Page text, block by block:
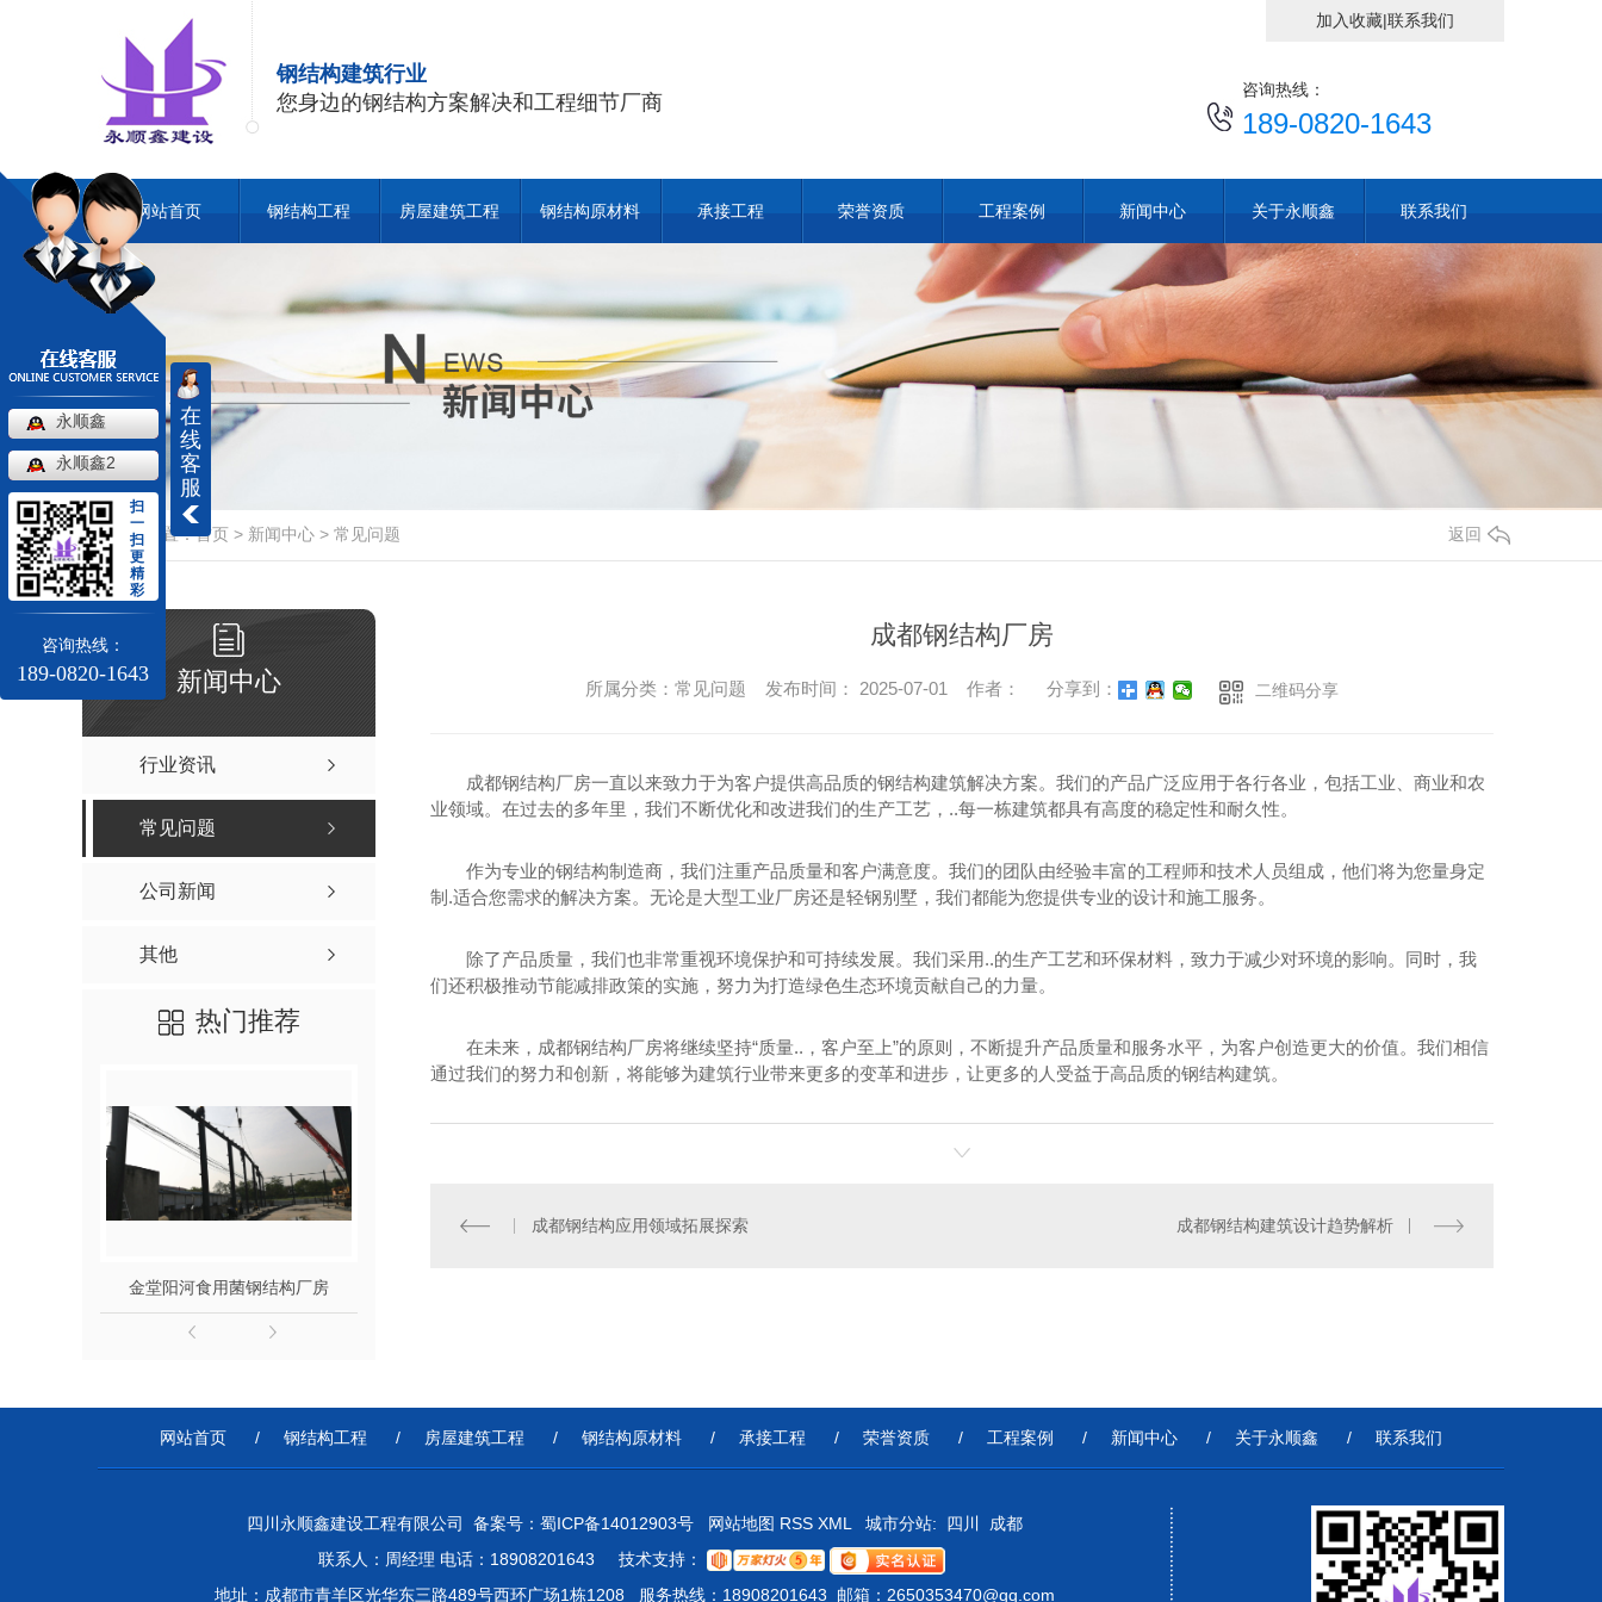
钢结构建筑行业
您身边的钢结构方案解决和工程细节厂商
加入收藏|联系我们
咨询热线：
189-0820-1643
网站首页 钢结构工程 房屋建筑工程 钢结构原材料 承接工程 荣誉资质 工程案例 新闻中心 关于永顺鑫 联系我们
当前位置：首页 > 新闻中心 > 常见问题 返回
新闻中心
行业资讯
常见问题
公司新闻
其他
热门推荐
金堂阳河食用菌钢结构厂房
成都钢结构厂房
所属分类：常见问题 发布时间： 2025-07-01 作者： 分享到： 二维码分享
成都钢结构厂房一直以来致力于为客户提供高品质的钢结构建筑解决方案。我们的产品广泛应用于各行各业，包括工业、商业和农
业领域。在过去的多年里，我们不断优化和改进我们的生产工艺，..每一栋建筑都具有高度的稳定性和耐久性。
作为专业的钢结构制造商，我们注重产品质量和客户满意度。我们的团队由经验丰富的工程师和技术人员组成，他们将为您量身定
制.适合您需求的解决方案。无论是大型工业厂房还是轻钢别墅，我们都能为您提供专业的设计和施工服务。
除了产品质量，我们也非常重视环境保护和可持续发展。我们采用..的生产工艺和环保材料，致力于减少对环境的影响。同时，我
们还积极推动节能减排政策的实施，努力为打造绿色生态环境贡献自己的力量。
在未来，成都钢结构厂房将继续坚持“质量..，客户至上”的原则，不断提升产品质量和服务水平，为客户创造更大的价值。我们相信
通过我们的努力和创新，将能够为建筑行业带来更多的变革和进步，让更多的人受益于高品质的钢结构建筑。
成都钢结构应用领域拓展探索 成都钢结构建筑设计趋势解析
网站首页 / 钢结构工程 / 房屋建筑工程 / 钢结构原材料 / 承接工程 / 荣誉资质 / 工程案例 / 新闻中心 / 关于永顺鑫 / 联系我们
四川永顺鑫建设工程有限公司 备案号： 蜀ICP备14012903号 网站地图 RSS XML 城市分站: 四川
成都
联系人：周经理 电话：18908201643 技术支持：
地址：成都市青羊区光华东三路489号西环广场1栋1208 服务热线：18908201643 邮箱：2650353470@qq.com
在
线
客
服
永顺鑫
永顺鑫2
扫
一
扫
更
精
彩
咨询热线：
189-0820-1643